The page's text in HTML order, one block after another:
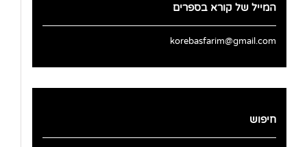
המייל של קורא בספרים
korebasfarim@gmail.com
חיפוש